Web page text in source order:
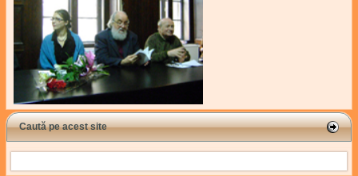
Caută pe acest site
Search